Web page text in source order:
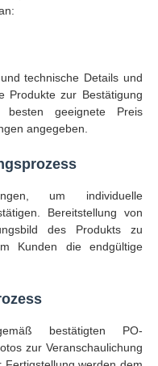
technische Details und
Produkte zur Bestätigung
geeignete Preis
angegeben.
um individuelle
Bereitstellung von
des Produkts zu
Kunden die endgültige
bestätigten PO-
zur Veranschaulichung